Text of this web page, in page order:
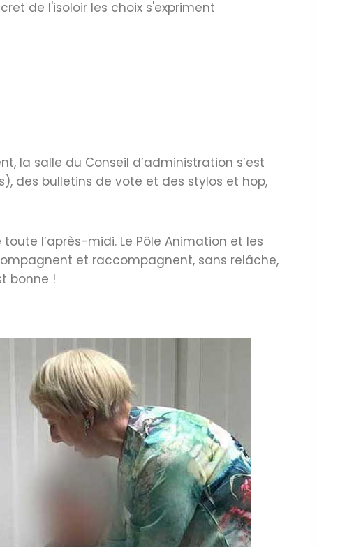
de l'isoloir les choix s'expriment
la salle du Conseil d’administration s’est
des bulletins de vote et des stylos et hop,
l’après-midi. Le Pôle Animation et les
et raccompagnent, sans relâche,
bonne !